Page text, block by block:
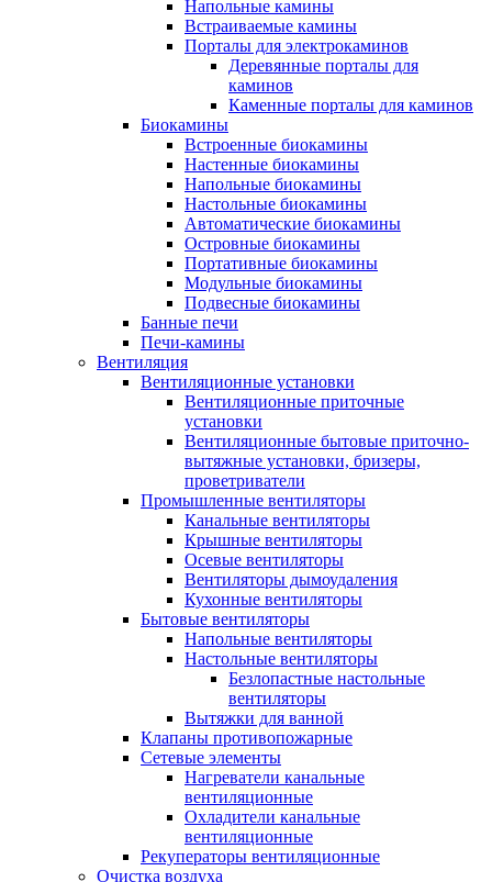
Напольные камины
Встраиваемые камины
Порталы для электрокаминов
Деревянные порталы для
каминов
Каменные порталы для каминов
Биокамины
Встроенные биокамины
Настенные биокамины
Напольные биокамины
Настольные биокамины
Автоматические биокамины
Островные биокамины
Портативные биокамины
Модульные биокамины
Подвесные биокамины
Банные печи
Печи-камины
Вентиляция
Вентиляционные установки
Вентиляционные приточные
установки
Вентиляционные бытовые приточно-
вытяжные установки, бризеры,
проветриватели
Промышленные вентиляторы
Канальные вентиляторы
Крышные вентиляторы
Осевые вентиляторы
Вентиляторы дымоудаления
Кухонные вентиляторы
Бытовые вентиляторы
Напольные вентиляторы
Настольные вентиляторы
Безлопастные настольные
вентиляторы
Вытяжки для ванной
Клапаны противопожарные
Сетевые элементы
Нагреватели канальные
вентиляционные
Охладители канальные
вентиляционные
Рекуператоры вентиляционные
Очистка воздуха